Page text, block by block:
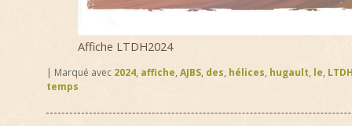
Affiche LTDH2024
Marqué avec 2024, affiche, AJBS, des, hélices, hugault, le,
temps